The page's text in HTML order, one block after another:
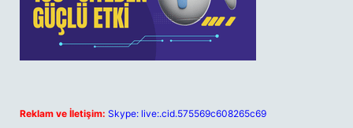
Reklam ve İletişim: Skype: live:.cid.575569c608265c69